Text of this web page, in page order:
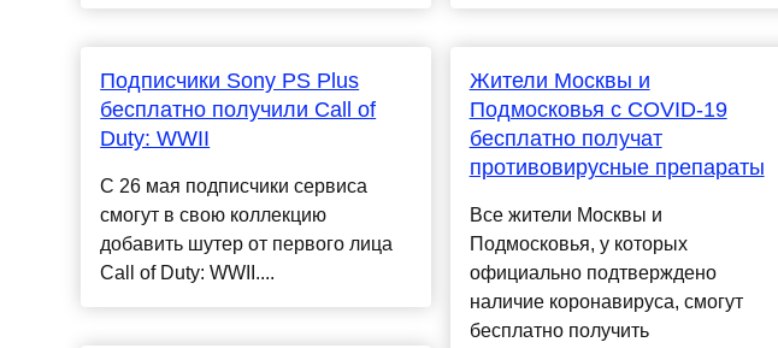
Подписчики Sony PS Plus
бесплатно получили Call of
Duty: WWII
С 26 мая подписчики сервиса
смогут в свою коллекцию
добавить шутер от первого лица
Call of Duty: WWII....
Жители Москвы и
Подмосковья с COVID-19
бесплатно получат
противовирусные препараты
Все жители Москвы и
Подмосковья, у которых
официально подтверждено
наличие коронавируса, смогут
бесплатно получить